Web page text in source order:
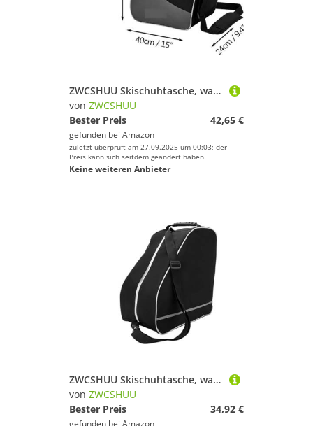
ZWCSHUU Skischuhtasche, wasserdichter Skischuh-Reiserucksack, All-in-One-Skitasche for Skihelme, Brillen, Handschuhe, Skizubehör Skistiefel Rucksack(Bag C)
von ZWCSHUU
Bester Preis
42,65 €
gefunden bei Amazon
zuletzt überprüft am 27.09.2025 um 00:03; der
Preis kann sich seitdem geändert haben.
Keine weiteren Anbieter
ZWCSHUU Skischuhtasche, wasserdichter Skischuh-Reiserucksack, All-in-One-Skitasche for Skihelme, Brillen, Handschuhe, Skizubehör Skistiefel Rucksack(Bag B)
von ZWCSHUU
Bester Preis
34,92 €
gefunden bei Amazon